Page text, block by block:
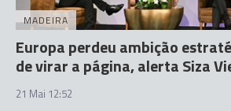
MADEIRA
Europa perdeu ambição
de virar a página, alerta Siza
21 Mai 12:52